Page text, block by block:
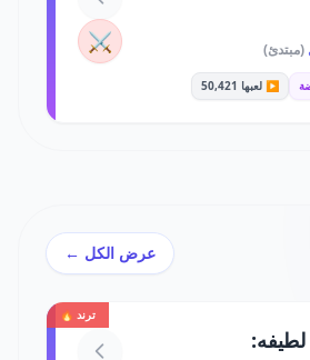
(مبتدئ)
▶️ لعبها 50,421
⚔️
عرض الكل ←
ترند 🔥